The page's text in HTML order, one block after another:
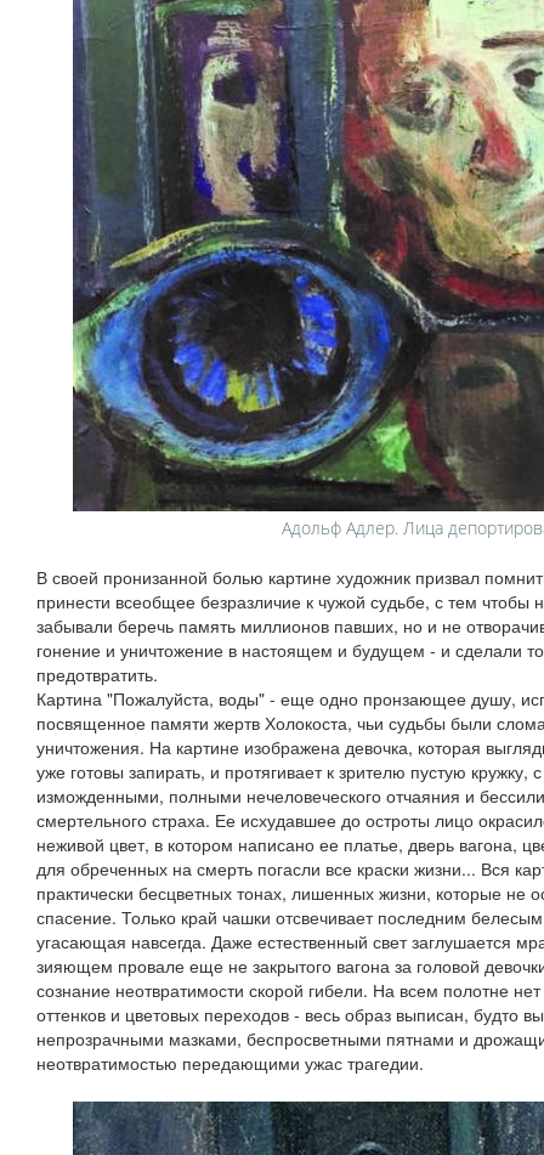
Адольф Адлер. Лица
В своей пронизанной болью картине художник призвал
принести всеобщее безразличие к чужой судьбе, с тем чтобы
забывали беречь память миллионов павших, но и не
гонение и уничтожение в настоящем и будущем - и сделали
предотвратить.
Картина "Пожалуйста, воды" - еще одно пронзающее душу,
посвященное памяти жертв Холокоста, чьи судьбы были
уничтожения. На картине изображена девочка, которая
уже готовы запирать, и протягивает к зрителю пустую кружку,
изможденными, полными нечеловеческого отчаяния и
смертельного страха. Ее исхудавшее до остроты лицо
неживой цвет, в котором написано ее платье, дверь вагона,
для обреченных на смерть погасли все краски жизни... Вся
практически бесцветных тонах, лишенных жизни, которые
спасение. Только край чашки отсвечивает последним
угасающая навсегда. Даже естественный свет заглушается
зияющем провале еще не закрытого вагона за головой
сознание неотвратимости скорой гибели. На всем полотне
оттенков и цветовых переходов - весь образ выписан, будто
непрозрачными мазками, беспросветными пятнами и
неотвратимостью передающими ужас трагедии.